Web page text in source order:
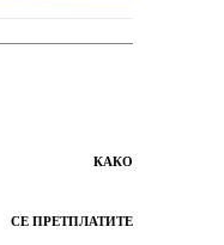
КАКО
СЕ ПРЕТПЛАТИТЕ